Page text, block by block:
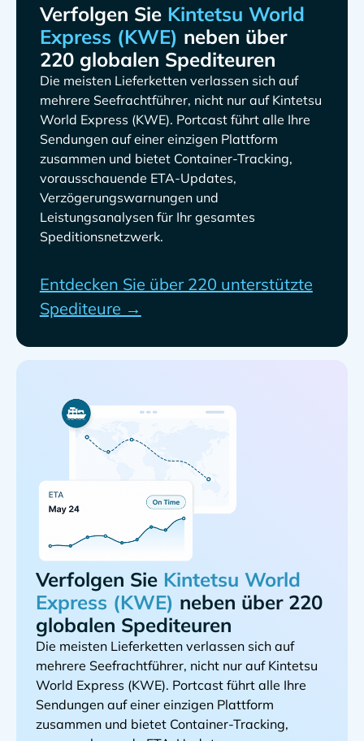
Verfolgen Sie
neben über
220 globalen Spediteuren
Die meisten Lieferketten verlassen sich auf
mehrere Seefrachtführer, nicht nur auf
. Portcast führt alle Ihre
Sendungen auf einer einzigen Plattform
zusammen und bietet Container-Tracking,
vorausschauende ETA-Updates,
Verzögerungswarnungen und
Leistungsanalysen für Ihr gesamtes
Speditionsnetzwerk.
Entdecken Sie über 220 unterstützte
Spediteure →
Verfolgen Sie
neben über 220
globalen Spediteuren
Die meisten Lieferketten verlassen sich auf
mehrere Seefrachtführer, nicht nur auf
. Portcast führt alle Ihre
Sendungen auf einer einzigen Plattform
zusammen und bietet Container-Tracking,